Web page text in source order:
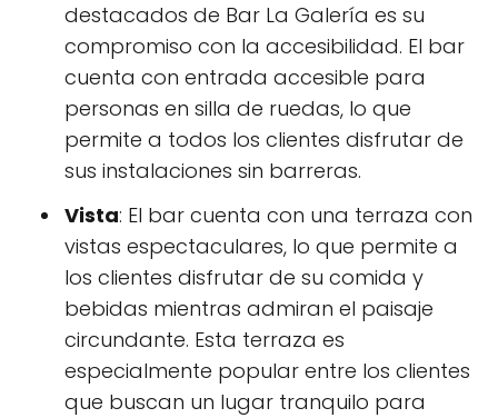
destacados de Bar La Galería es su
compromiso con la accesibilidad. El bar
cuenta con entrada accesible para
personas en silla de ruedas, lo que
permite a todos los clientes disfrutar de
sus instalaciones sin barreras.
Vista: El bar cuenta con una terraza con
vistas espectaculares, lo que permite a
los clientes disfrutar de su comida y
bebidas mientras admiran el paisaje
circundante. Esta terraza es
especialmente popular entre los clientes
que buscan un lugar tranquilo para